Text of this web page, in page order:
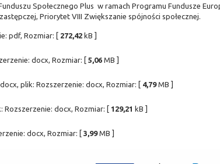
Społecznego Plus w ramach Programu Fundusze
Priorytet VIII Zwiększanie spójności społecznej.
pdf, Rozmiar: [ 272,42 kB ]
docx, Rozmiar: [ 5,06 MB ]
plik: Rozszerzenie: docx, Rozmiar: [ 4,79MB ]
Rozszerzenie: docx, Rozmiar: [ 129,21 kB ]
docx, Rozmiar: [ 3,99MB ]